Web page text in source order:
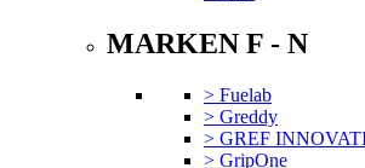
MARKEN F - N
> Fuelab
> Greddy
> GREF
> GripOne